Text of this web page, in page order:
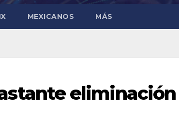
MEXICANOS MÁS
eliminación